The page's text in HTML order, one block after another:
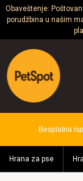
Obaveštenje:
porudžbina u našim
Psi
Mačke
Glodari
Akvaristika
Teraristika
Besplatna
Hrana za pse